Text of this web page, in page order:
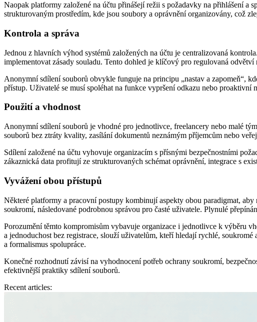
Naopak platformy založené na účtu přinášejí režii s požadavky na přihlášení a
strukturovaným prostředím, kde jsou soubory a oprávnění organizovány, což
Kontrola a správa
Jednou z hlavních výhod systémů založených na účtu je centralizovaná
implementovat zásady souladu. Tento dohled je klíčový pro regulovaná
Anonymní sdílení souborů obvykle funguje na principu „nastav a zapomeň“,
přístup. Uživatelé se musí spoléhat na funkce vypršení odkazu nebo proaktivní
Použití a vhodnost
Anonymní sdílení souborů je vhodné pro jednotlivce, freelancery nebo malé
souborů bez ztráty kvality, zasílání dokumentů neznámým příjemcům nebo
Sdílení založené na účtu vyhovuje organizacím s přísnými bezpečnostními
zákaznická data profitují ze strukturovaných schémat oprávnění, integrace s
Vyvážení obou přístupů
Některé platformy a pracovní postupy kombinují aspekty obou paradigmat,
soukromí, následované podrobnou správou pro časté uživatele. Plynulé
Porozumění těmto kompromisům vybavuje organizace i jednotlivce k výběru
a jednoduchost bez registrace, slouží uživatelům, kteří hledají rychlé,
a formalismus spolupráce.
Konečné rozhodnutí závisí na vyhodnocení potřeb ochrany soukromí,
efektivnější praktiky sdílení souborů.
Recent articles: